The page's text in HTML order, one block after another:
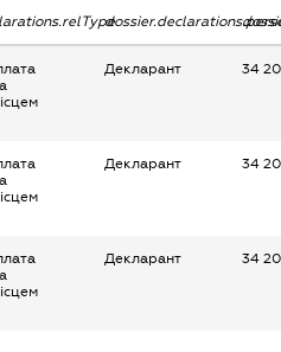
Декларант 34
Декларант 34
Декларант 34